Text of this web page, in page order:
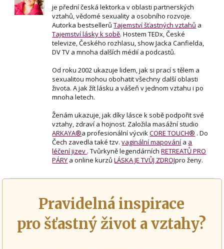
je přední česká lektorka v oblasti partnerských
vztahů, vědomé sexuality a osobního rozvoje.
Autorka bestsellerůTajemství šťastných vztahů a
Tajemství lásky k sobě. Hostem TEDx, České
televize, Českého rozhlasu, show Jacka Canfielda,
DV TV a mnoha dalších médií a podcastů.
Od roku 2002 ukazuje lidem, jak si prací s tělem a
sexualitou mohou obohatit všechny další oblasti
života. A jak žít lásku a vášeň v jednom vztahu i po
mnoha letech.
Ženám ukazuje, jak díky lásce k sobě podpořit své
vztahy, zdraví a hojnost. Založila masážní studio
ARKAYA®a profesionální výcvikCORE TOUCH® . Do
Čech zavedla také tzv.vaginální mapování a a
léčení jizev . Tvůrkyně legendárníchRETREATŮ PRO
PÁRY a online kurzůLÁSKA JE TVŮJ ZDROJpro ženy.
Pravidelná inspirace
pro šťastný život a vztahy?